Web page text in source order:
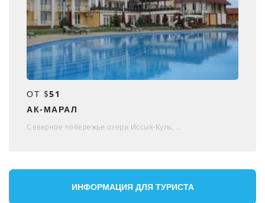
ОТ $51
АК-МАРАЛ
Северное побережье озера Иссык-Куль, ...
ИНФОРМАЦИЯ ДЛЯ ТУРИСТА